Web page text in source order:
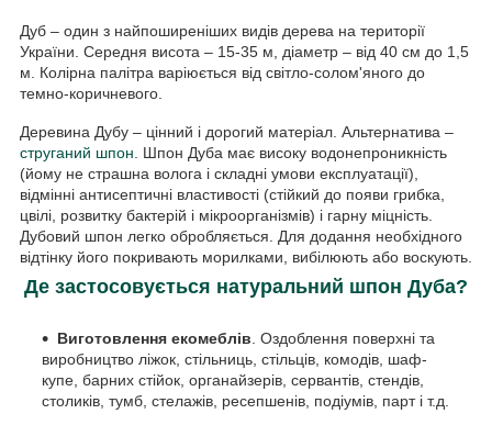
Дуб – один з найпоширеніших видів дерева на території
України. Середня висота – 15-35 м, діаметр – від 40 см до 1,5
м. Колірна палітра варіюється від світло-солом'яного до
темно-коричневого.
Деревина Дубу – цінний і дорогий матеріал. Альтернатива –
струганий шпон. Шпон Дуба має високу водонепроникність
(йому не страшна волога і складні умови експлуатації),
відмінні антисептичні властивості (стійкий до появи грибка,
цвілі, розвитку бактерій і мікроорганізмів) і гарну міцність.
Дубовий шпон легко обробляється. Для додання необхідного
відтінку його покривають морилками, вибілюють або воскують.
Де застосовується натуральний шпон Дуба?
Виготовлення екомеблів . Оздоблення поверхні та
виробництво ліжок, стільниць, стільців, комодів, шаф-
купе, барних стійок, органайзерів, сервантів, стендів,
столиків, тумб, стелажів, ресепшенів, подіумів, парт і т.д.